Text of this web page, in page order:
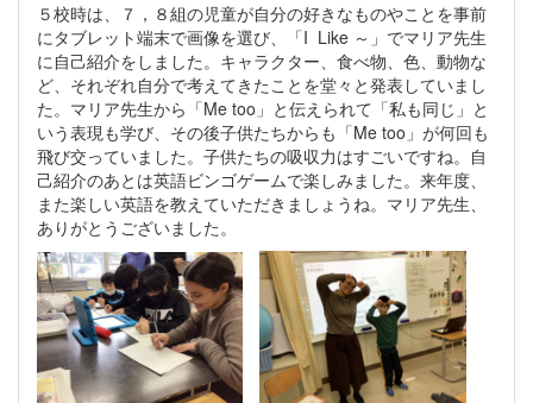
５校時は、７，８組の児童が自分の好きなものやことを事前
にタブレット端末で画像を選び、「I Like ～」でマリア先生
に自己紹介をしました。キャラクター、食べ物、色、動物な
ど、それぞれ自分で考えてきたことを堂々と発表していまし
た。マリア先生から「Me too」と伝えられて「私も同じ」と
いう表現も学び、その後子供たちからも「Me too」が何回も
飛び交っていました。子供たちの吸収力はすごいですね。自
己紹介のあとは英語ビンゴゲームで楽しみました。来年度、
また楽しい英語を教えていただきましょうね。マリア先生、
ありがとうございました。